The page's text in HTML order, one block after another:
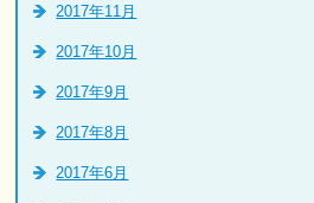
2017年11月
2017年10月
2017年9月
2017年8月
2017年6月